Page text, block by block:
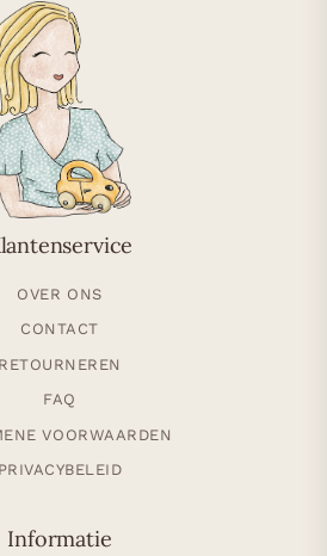
OVER ONS
CONTACT
RETOURNEREN
FAQ
VOORWAARDEN
PRIVACYBELEID
Informatie